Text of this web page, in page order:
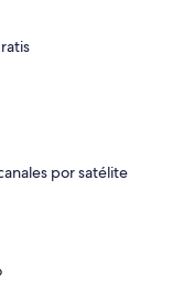
por satélite